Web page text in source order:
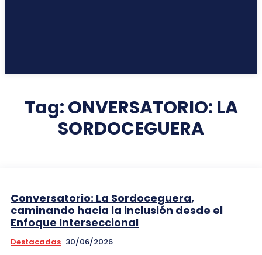
Tag:ONVERSATORIO: LA
SORDOCEGUERA
Conversatorio: La Sordoceguera,
caminando hacia la inclusión desde el
Enfoque Interseccional
Destacadas 30/06/2026